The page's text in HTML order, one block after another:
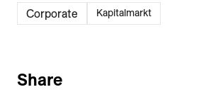
Corporate Kapitalmarkt
Share